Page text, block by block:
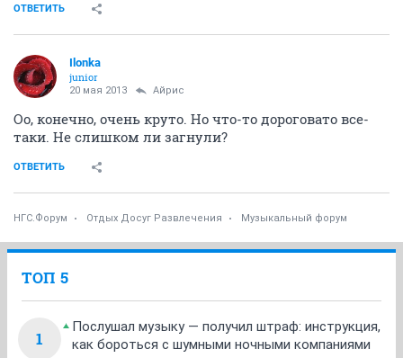
ОТВЕТИТЬ
Ilonka
junior
20 мая 2013 Айрис
Оо, конечно, очень круто. Но что-то дороговато все-
таки. Не слишком ли загнули?
ОТВЕТИТЬ
НГС.Форум Отдых Досуг Развлечения Музыкальный форум
ТОП 5
1
Послушал музыку — получил штраф: инструкция,
как бороться с шумными ночными компаниями